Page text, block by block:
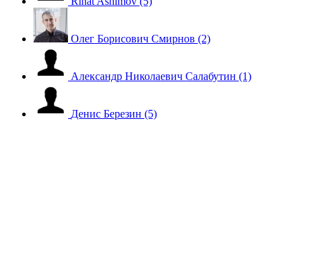
Олег Борисович Смирнов (2)
Александр Николаевич Салабутин (1)
Денис Березин (5)